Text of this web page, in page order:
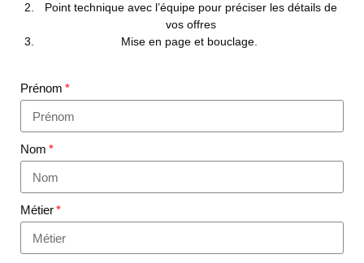
Point technique avec l’équipe pour préciser les détails de
vos offres
Mise en page et bouclage.
Prénom
Nom
Métier